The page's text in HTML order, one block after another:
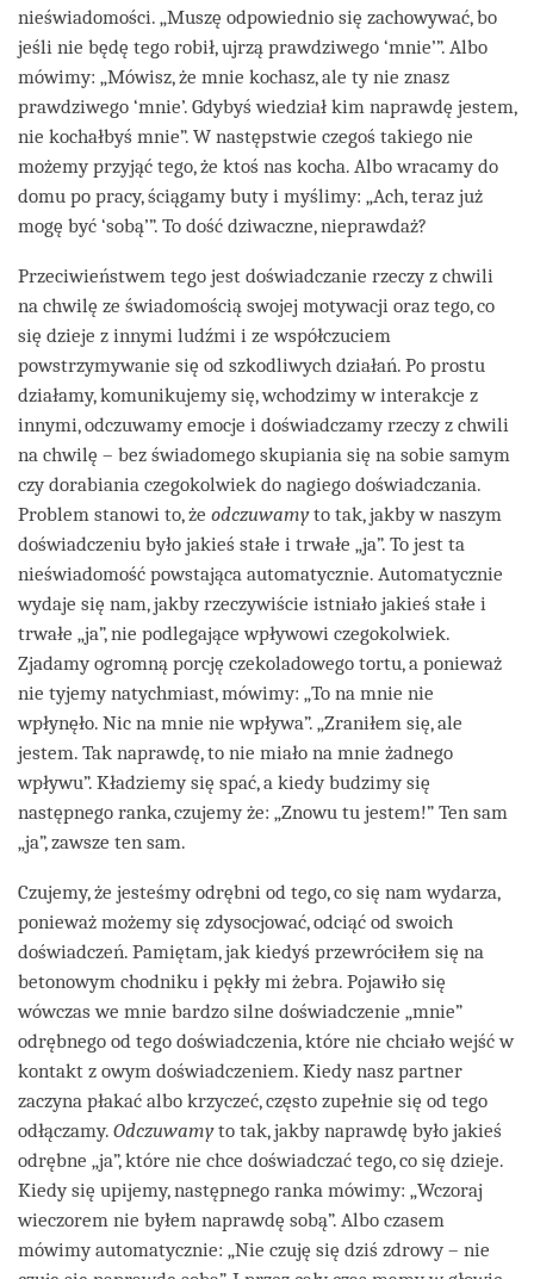
nieświadomości. „Muszę odpowiednio się zachowywać, bo
jeśli nie będę tego robił, ujrzą prawdziwego ‘mnie’”. Albo
mówimy: „Mówisz, że mnie kochasz, ale ty nie znasz
prawdziwego ‘mnie’. Gdybyś wiedział kim naprawdę jestem,
nie kochałbyś mnie”. W następstwie czegoś takiego nie
możemy przyjąć tego, że ktoś nas kocha. Albo wracamy do
domu po pracy, ściągamy buty i myślimy: „Ach, teraz już
mogę być ‘sobą’”. To dość dziwaczne, nieprawdaż?
Przeciwieństwem tego jest doświadczanie rzeczy z chwili
na chwilę ze świadomością swojej motywacji oraz tego, co
się dzieje z innymi ludźmi i ze współczuciem
powstrzymywanie się od szkodliwych działań. Po prostu
działamy, komunikujemy się, wchodzimy w interakcje z
innymi, odczuwamy emocje i doświadczamy rzeczy z chwili
na chwilę – bez świadomego skupiania się na sobie samym
czy dorabiania czegokolwiek do nagiego doświadczania.
Problem stanowi to, że odczuwamyto tak, jakby w naszym
doświadczeniu było jakieś stałe i trwałe „ja”. To jest ta
nieświadomość powstająca automatycznie. Automatycznie
wydaje się nam, jakby rzeczywiście istniało jakieś stałe i
trwałe „ja”, nie podlegające wpływowi czegokolwiek.
Zjadamy ogromną porcję czekoladowego tortu, a ponieważ
nie tyjemy natychmiast, mówimy: „To na mnie nie
wpłynęło. Nic na mnie nie wpływa”. „Zraniłem się, ale
jestem. Tak naprawdę, to nie miało na mnie żadnego
wpływu”. Kładziemy się spać, a kiedy budzimy się
następnego ranka, czujemy że: „Znowu tu jestem!” Ten sam
„ja”, zawsze ten sam.
Czujemy, że jesteśmy odrębni od tego, co się nam wydarza,
ponieważ możemy się zdysocjować, odciąć od swoich
doświadczeń. Pamiętam, jak kiedyś przewróciłem się na
betonowym chodniku i pękły mi żebra. Pojawiło się
wówczas we mnie bardzo silne doświadczenie „mnie”
odrębnego od tego doświadczenia, które nie chciało wejść w
kontakt z owym doświadczeniem. Kiedy nasz partner
zaczyna płakać albo krzyczeć, często zupełnie się od tego
odłączamy. Odczuwamyto tak, jakby naprawdę było jakieś
odrębne „ja”, które nie chce doświadczać tego, co się dzieje.
Kiedy się upijemy, następnego ranka mówimy: „Wczoraj
wieczorem nie byłem naprawdę sobą”. Albo czasem
mówimy automatycznie: „Nie czuję się dziś zdrowy – nie